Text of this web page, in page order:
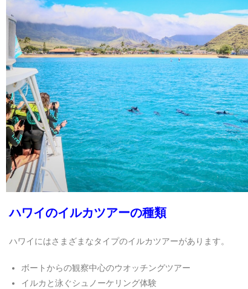
ハワイのイルカツアーの種類
ハワイにはさまざまなタイプのイルカツアーがあります。
ボートからの観察中心のウオッチングツアー
イルカと泳ぐシュノーケリング体験